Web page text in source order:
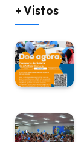
+ Vistos